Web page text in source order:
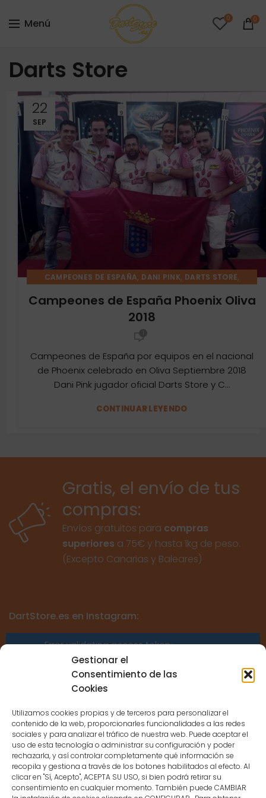
Gestionar el
Consentimiento de las
Cookies
Utilizamos cookies propias y de terceros para personalizar el
contenido de la web, proporcionarles funcionalidades a las redes
sociales y para analizar el tráfico de nuestra web. Puede aceptar el
uso de esta tecnología o administrar su configuración y poder
rechazarla, y así controlar completamente qué información se
recopila y gestiona a través de los botones habilitados al efecto. Al
clicar en "Sí, Acepto", ACEPTA SU USO, si bien podrá retirar su
consentimiento en cualquier momento. También puede CAMBIAR
Menú 0 0
Darts Store
22
SEP
CAMPEONES DE ESPAÑA, DANI PINK, DARTS STORE,
Campeones de España Phoenix Oliva
2018
1
Campeones de España por equipos en el nacional
de Phoenix celebrado en Oliva Septiembre 2018
Dani Pink jugador oficial Darts Store y C...
CONTINUAR LEYENDO
Gratis, el envío de tus
compras:
Envíos gratuitos para compras
superiores a 75€ y hasta 1kg de peso.
(Excepto Canarias y Baleares)
DartStore.es en Instagram:
Error validating access token:
Sessions for the user are not allowed
because the user is not a confirmed
CONTACTO
MENÚ PRINCIPAL